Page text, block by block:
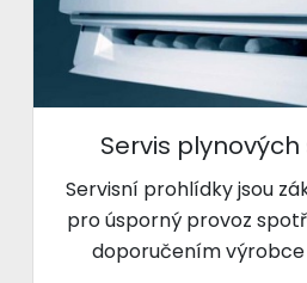
Servis
Servisní prohlídky jsou
pro úsporný provoz
doporučením výrobce